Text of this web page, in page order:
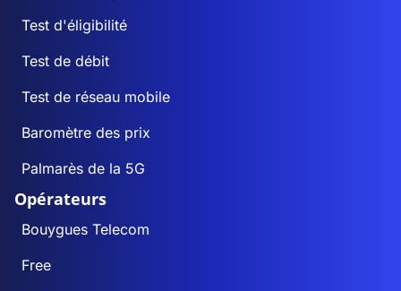
Test d'éligibilité
Test de débit
Test de réseau mobile
Baromètre des prix
Palmarès de la 5G
Opérateurs
Bouygues Telecom
Free